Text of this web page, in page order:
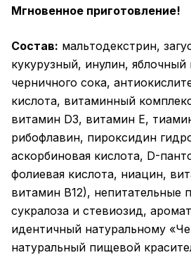
Мгновенное приготовление!
Состав: мальтодекстрин,
кукурузный, инулин,
черничного сока,
кислота, витаминный
витамин D3, витамин Е,
рибофлавин, пироксидин
аскорбиновая кислота, D-
фолиевая кислота, ниацин,
витамин В12), непитательные
сукралоза и стевиозид,
идентичный натуральному
натуральный пищевой